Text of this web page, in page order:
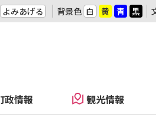
よみあげる 背景色 白 黄 青 黒
政情報 観光情報